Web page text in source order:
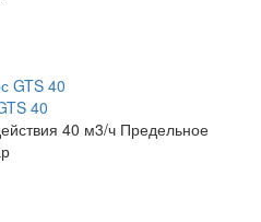
40
40 м3/ч Предельное